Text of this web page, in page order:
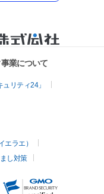
業について
リティ24」
エラエ）
し対策